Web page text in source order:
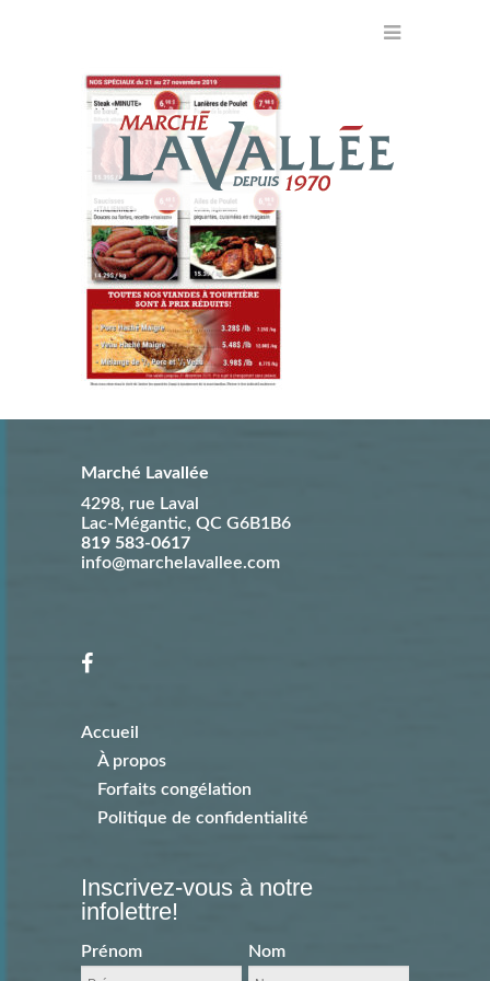
Marché Lavallée
4298, rue Laval
Lac-Mégantic, QC G6B1B6
819 583-0617
info@marchelavallee.com
Accueil
À propos
Forfaits congélation
Politique de confidentialité
Inscrivez-vous à notre
infolettre!
Prénom Nom